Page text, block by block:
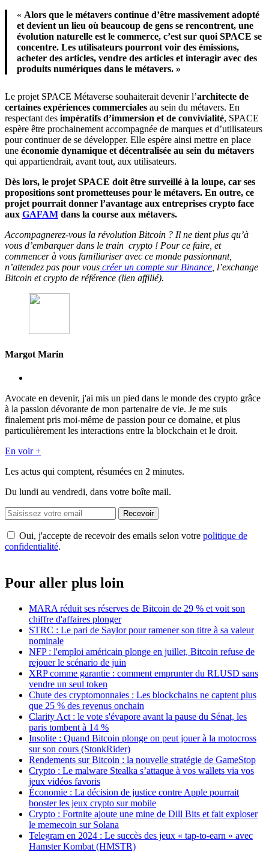
« Alors que le métavers continue d’être massivement adopté
et devient un lieu où beaucoup de gens se rencontrent, une
évolution naturelle est le commerce, c’est sur quoi SPACE se
concentre. Les utilisateurs pourront voir des émissions,
acheter des articles, vendre des articles et interagir avec des
produits numériques dans le métavers. »
Le projet SPACE Métaverse souhaiterait devenir l’architecte de
certaines expériences commerciales au sein du métavers. En
respectant des impératifs d’immersion et de convivialité, SPACE
espère être prochainement accompagnée de marques et d’utilisateurs
pour continuer de se développer. Elle espère ainsi mettre en place
une économie dynamique et décentralisée au sein du métavers
qui appartiendrait, avant tout, aux utilisateurs.
Dès lors, le projet SPACE doit être surveillé à la loupe, car ses
propositions sont prometteuses pour le métavers. En outre, ce
projet pourrait donner l’avantage aux entreprises crypto face
aux GAFAM dans la course aux métavers.
Accompagnerez-vous la révolution Bitcoin ? Il ne tient plus qu’à
vous d’embarquer dans le train crypto ! Pour ce faire, et
commencer à vous familiariser avec ce monde passionnant,
n’attendez pas pour vous créer un compte sur Binance , l’exchange
Bitcoin et crypto de référence (lien affilié).
Margot Marin
Avocate en devenir, j'ai mis un pied dans le monde des crypto grâce
à la passion dévorante de mon partenaire de vie. Je me suis
finalement pris moi-même de passion pour ce domaine, et plus
particulièrement les interactions entre la blockchain et le droit.
En voir +
Les actus qui comptent, résumées en 2 minutes.
Du lundi au vendredi, dans votre boîte mail.
Recevoir
Oui, j'accepte de recevoir des emails selon votre politique de
confidentialité.
Pour aller plus loin
MARA réduit ses réserves de Bitcoin de 29 % et voit son
chiffre d'affaires plonger
STRC : Le pari de Saylor pour ramener son titre à sa valeur
nominale
NFP : l'emploi américain plonge en juillet, Bitcoin refuse de
rejouer le scénario de juin
XRP comme garantie : comment emprunter du RLUSD sans
vendre un seul token
Chute des cryptomonnaies : Les blockchains ne captent plus
que 25 % des revenus onchain
Clarity Act : le vote s'évapore avant la pause du Sénat, les
paris tombent à 14 %
Insolite : Quand Bitcoin plonge on peut jouer à la motocross
sur son cours (StonkRider)
Rendements sur Bitcoin : la nouvelle stratégie de GameStop
Crypto : Le malware Stealka s’attaque à vos wallets via vos
jeux vidéos favoris
Économie : La décision de justice contre Apple pourrait
booster les jeux crypto sur mobile
Crypto : Fortnite ajoute une mine de Dill Bits et fait exploser
le memecoin sur Solana
Telegram en 2024 : Le succès des jeux « tap-to-earn » avec
Hamster Kombat (HMSTR)